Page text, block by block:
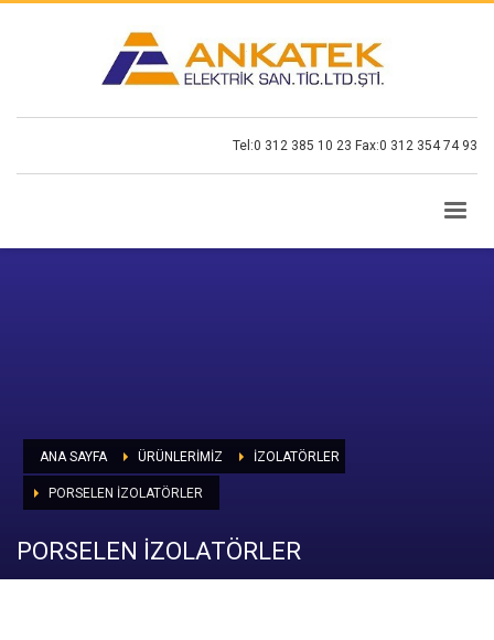
Tel:0 312 385 10 23 Fax:0 312 354 74 93
ANA SAYFA ÜRÜNLERİMİZ İZOLATÖRLER
PORSELEN İZOLATÖRLER
PORSELEN İZOLATÖRLER